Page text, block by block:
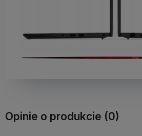
Opinie o produkcie (0)